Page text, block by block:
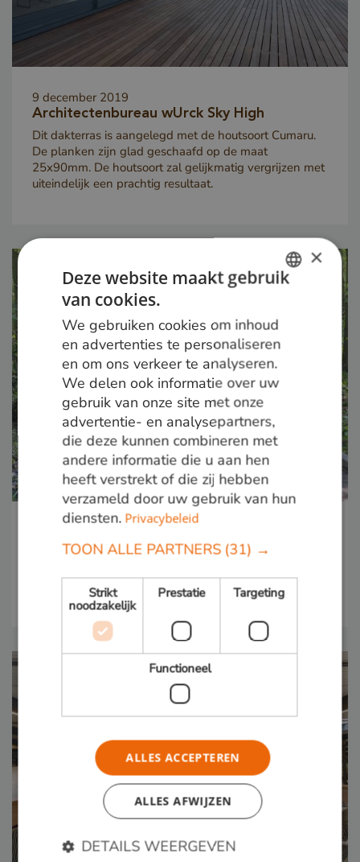
9 december 2019
Architectenbureau wUrck Sky High
Dit dakterras is aangelegd met de houtsoort Cumaru.
De planken zijn glad geschaafd op de maat
25x90mm. De houtsoort zal gelijkmatig vergrijzen met
uiteindelijk een prachtig resultaat.
Circulair bouwen? Kies dan voor hout!
graag mee in de kringloopeconomie.
GERMAN
ENGLISH
×
Deze website maakt gebruik
van cookies.
We gebruiken cookies om inhoud
en advertenties te personaliseren
en om ons verkeer te analyseren.
We delen ook informatie over uw
gebruik van onze site met onze
advertentie- en analysepartners,
die deze kunnen combineren met
andere informatie die u aan hen
heeft verstrekt of die zij hebben
verzameld door uw gebruik van hun
diensten. Privacybeleid
TOON ALLE PARTNERS (31) →
Strikt
noodzakelijk
Prestatie Targeting
Functioneel
ALLES ACCEPTEREN
ALLES AFWIJZEN
DETAILS WEERGEVEN